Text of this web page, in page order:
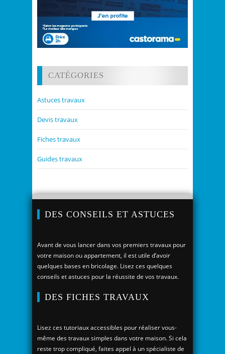
CATÉGORIES
Astuces travaux
Devis travaux
Fiches travaux
Guides travaux
DES CONSEILS ET ASTUCES
Avant de vous lancer dans vos premiers travaux pour
votre maison ou appartement, il est utile d’avoir
quelques bases en bricolage. Lisez ces quelques
conseils et astuces pour la réussite de vos travaux.
DES FICHES TRAVAUX
Lisez ces tutoriaux accessibles pour réaliser vous-
même des travaux simples dans votre maison. Si cela
reste trop compliqué, faites appel à un spécialiste de